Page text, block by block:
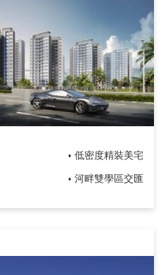
• 低密度精裝美宅
• 河畔雙學區交匯